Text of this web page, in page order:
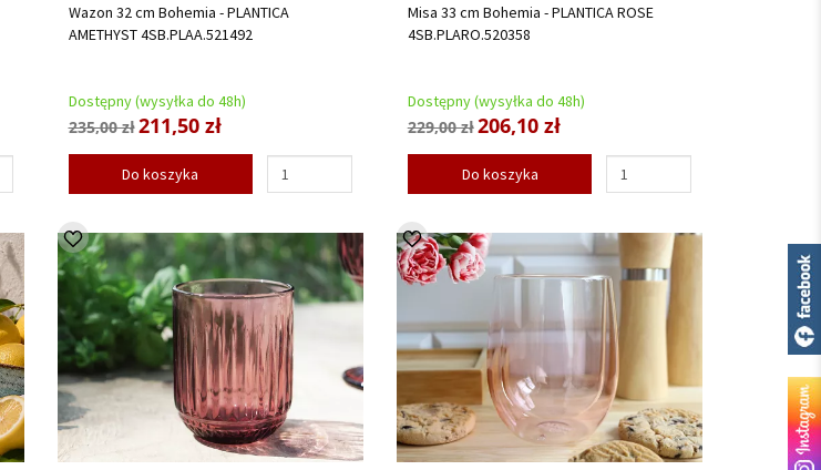
Wazon 32 cm Bohemia - PLANTICA
AMETHYST 4SB.PLAA.521492
Dostępny (wysyłka do 48h)
235,00 zł211,50 zł
Do koszyka
Misa 33 cm Bohemia - PLANTICA ROSE
4SB.PLARO.520358
Dostępny (wysyłka do 48h)
229,00 zł206,10 zł
Do koszyka